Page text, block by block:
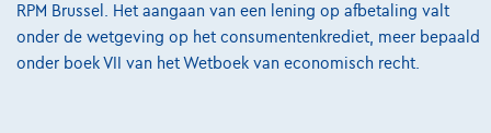
Groupe Autosphere Arlon
RPM Brussel. Het aangaan van een lening op afbetaling valt
onder de wetgeving op het consumentenkrediet, meer bepaald
onder boek VII van het Wetboek van economisch recht.